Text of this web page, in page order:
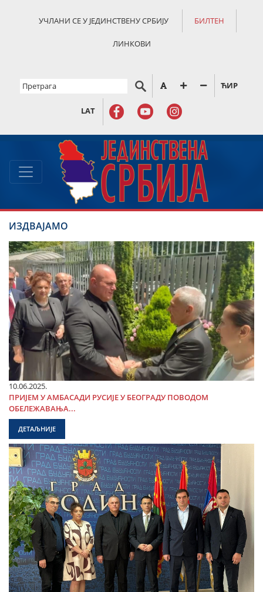
УЧЛАНИ СЕ У ЈЕДИНСТВЕНУ СРБИЈУ БИЛТЕН
ЛИНКОВИ
ЋИР
LAT
ИЗДВАЈАМО
10.06.2025.
ПРИЈЕМ У АМБАСАДИ РУСИЈЕ У БЕОГРАДУ ПОВОДОМ
ОБЕЛЕЖАВАЊА...
ДЕТАЉНИЈЕ